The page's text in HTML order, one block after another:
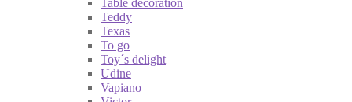
Teddy
Texas
To go
Toy´s delight
Udine
Vapiano